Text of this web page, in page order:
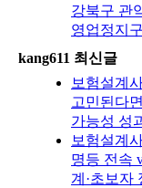
강북구 관
영업정지
kang611 최신글
보험설계
고민된다
가능성 성
보험설계
명등 전속
계·초보자